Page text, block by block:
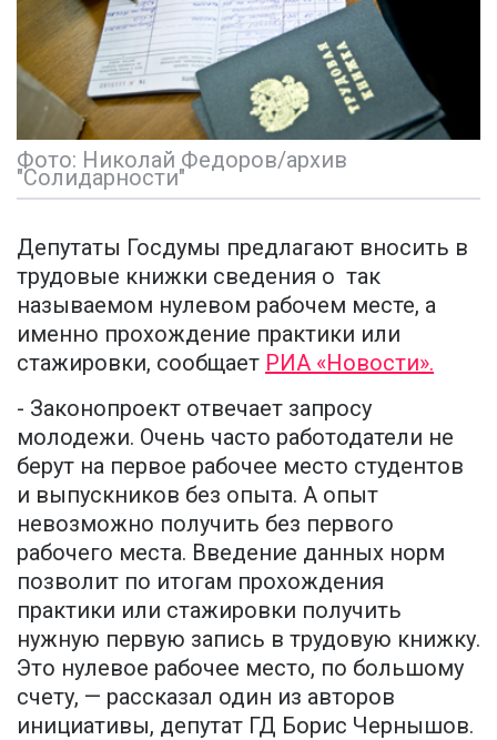
Фото: Николай Федоров/архив
"Солидарности"
Депутаты Госдумы предлагают вносить в
трудовые книжки сведения о так
называемом нулевом рабочем месте, а
именно прохождение практики или
стажировки, сообщает РИА «Новости».
- Законопроект отвечает запросу
молодежи. Очень часто работодатели не
берут на первое рабочее место студентов
и выпускников без опыта. А опыт
невозможно получить без первого
рабочего места. Введение данных норм
позволит по итогам прохождения
практики или стажировки получить
нужную первую запись в трудовую книжку.
Это нулевое рабочее место, по большому
счету, — рассказал один из авторов
инициативы, депутат ГД Борис Чернышов.